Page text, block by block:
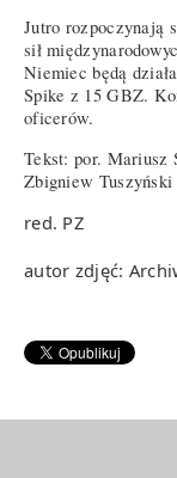
Jutro rozpoczynają
sił
Niemiec będą
Spike z 15 GBZ.
oficerów.
Tekst: por. Mariusz
Zbigniew Tuszyński
red. PZ
autor zdjęć: